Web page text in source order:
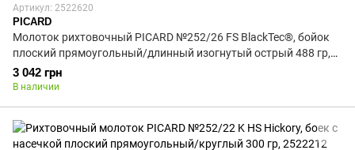
Артикул: 2522620
PICARD
Молоток рихтовочный PICARD №252/26 FS BlackTec®, бойок
плоский прямоугольный/длинный изогнутый острый 488 гр,
2522620
3 042 грн
В наличии